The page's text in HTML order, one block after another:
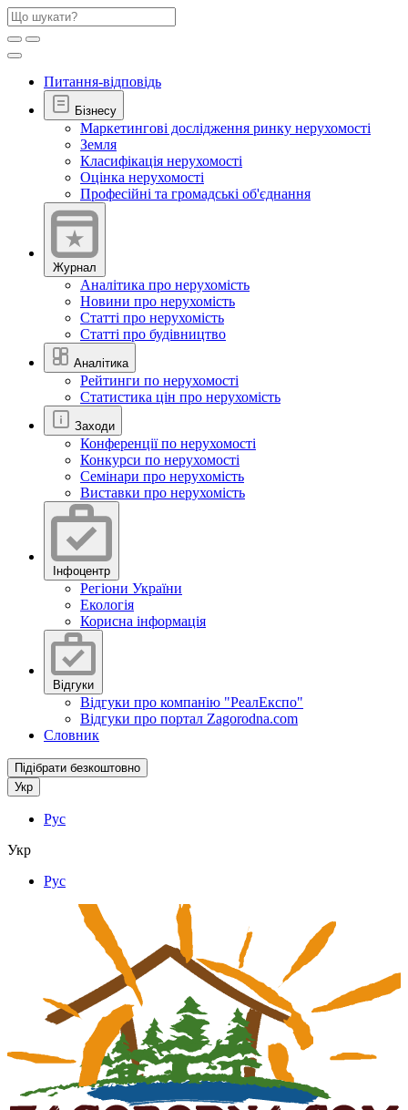
Питання-відповідь
Бізнесу
Маркетингові дослідження ринку нерухомості
Земля
Класифікація нерухомості
Оцінка нерухомості
Професійні та громадські об'єднання
Журнал
Аналітика про нерухомість
Новини про нерухомість
Статті про нерухомість
Статті про будівництво
Аналітика
Рейтинги по нерухомості
Статистика цін про нерухомість
Заходи
Конференції по нерухомості
Конкурси по нерухомості
Семінари про нерухомість
Виставки про нерухомість
Інфоцентр
Регіони України
Екологія
Корисна інформація
Відгуки
Відгуки про компанію "РеалЕкспо"
Відгуки про портал Zagorodna.com
Словник
Підібрати безкоштовно
Укр
Рус
Укр
Рус